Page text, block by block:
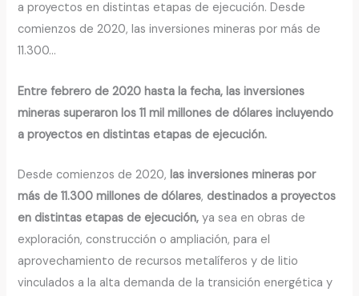
a proyectos en distintas etapas de ejecución. Desde
comienzos de 2020, las inversiones mineras por más de
11.300…
Entre febrero de 2020 hasta la fecha, las inversiones
mineras superaron los 11 mil millones de dólares incluyendo
a proyectos en distintas etapas de ejecución.
Desde comienzos de 2020, las inversiones mineras por
más de 11.300 millones de dólares,destinados a proyectos
en distintas etapas de ejecución, ya sea en obras de
exploración, construcción o ampliación, para el
aprovechamiento de recursos metalíferos y de litio
vinculados a la alta demanda de la transición energética y